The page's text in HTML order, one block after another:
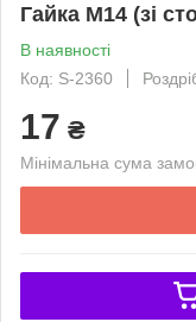
Гайка М14 (зі
В наявності
Код: S-2360
17 ₴
Мінімальна сума